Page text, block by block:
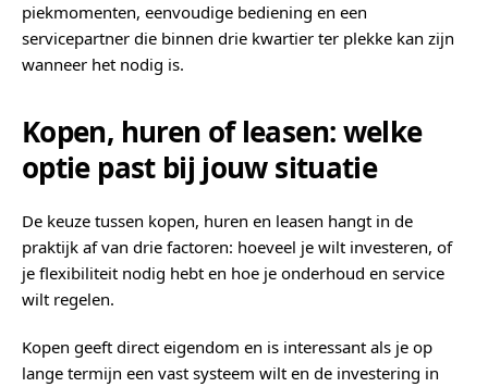
piekmomenten, eenvoudige bediening en een
servicepartner die binnen drie kwartier ter plekke kan zijn
wanneer het nodig is.
Kopen, huren of leasen: welke
optie past bij jouw situatie
De keuze tussen kopen, huren en leasen hangt in de
praktijk af van drie factoren: hoeveel je wilt investeren, of
je flexibiliteit nodig hebt en hoe je onderhoud en service
wilt regelen.
Kopen geeft direct eigendom en is interessant als je op
lange termijn een vast systeem wilt en de investering in